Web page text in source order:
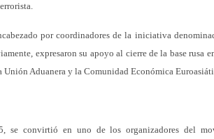
por coordinadores de la iniciativa
expresaron su apoyo al cierre de la base rusa
Aduanera y la Comunidad Económica
se convirtió en uno de los organizadores del